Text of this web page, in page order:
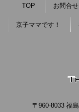
TOP お問合
京子ママです！
〒960-8033 福